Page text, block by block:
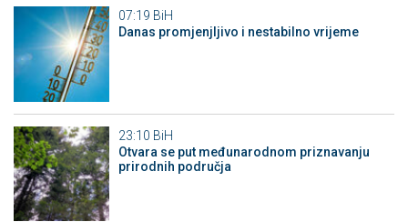
07:19 BiH
Danas promjenjljivo i nestabilno vrijeme
23:10 BiH
Otvara se put međunarodnom priznavanju
prirodnih područja